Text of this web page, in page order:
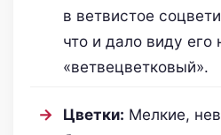
в ветвистое
что и дало виду его
«ветвецветковый».
Цветки: Мелкие,